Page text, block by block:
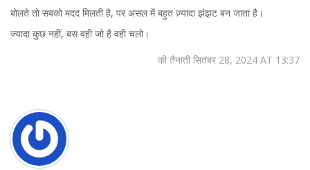
बोलते तो सबको मदद मिलती है, पर असल में बहुत ज़्यादा झंझट बन जाता है।
ज्यादा कुछ नहीं, बस वही जो है वही चलो।
की तैनाती सितंबर 28, 2024 AT 13:37